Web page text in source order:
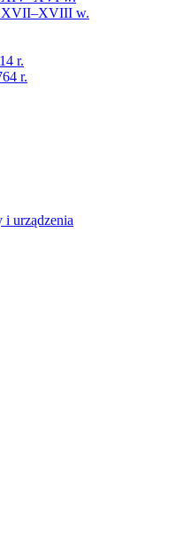
XVII–XVIII w.
r.
r.
i urządzenia